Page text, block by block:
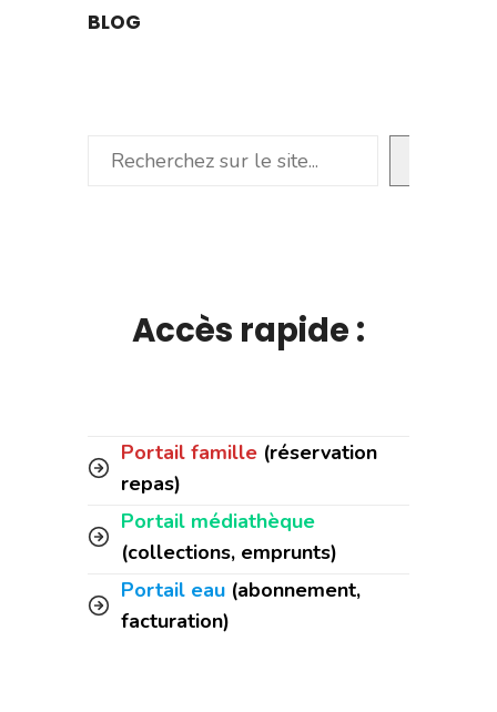
BLOG
Rechercher
Accès rapide :
Portail famille (réservation
repas)
Portail médiathèque
(collections, emprunts)
Portail eau (abonnement,
facturation)